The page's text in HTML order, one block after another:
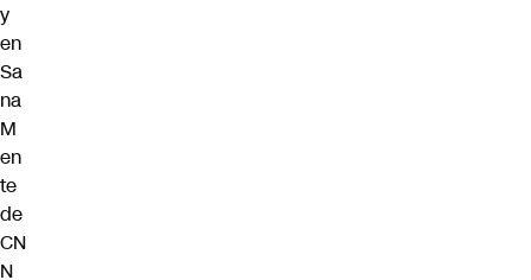
y
en
Sa
na
M
en
te
de
CN
N